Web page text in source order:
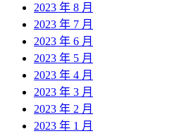
2023 年 8 月
2023 年 7 月
2023 年 6 月
2023 年 5 月
2023 年 4 月
2023 年 3 月
2023 年 2 月
2023 年 1 月